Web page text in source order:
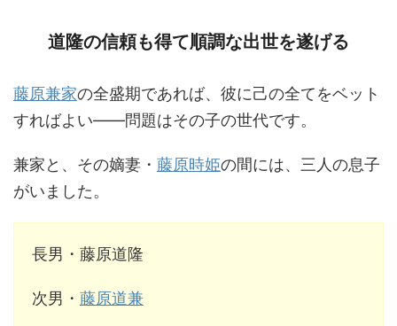
道隆の信頼も得て順調な出世を遂げる
藤原兼家の全盛期であれば、彼に己の全てをベット
すればよい――問題はその子の世代です。
兼家と、その嫡妻・ 藤原時姫の間には、三人の息子
がいました。
長男・藤原道隆
次男・ 藤原道兼